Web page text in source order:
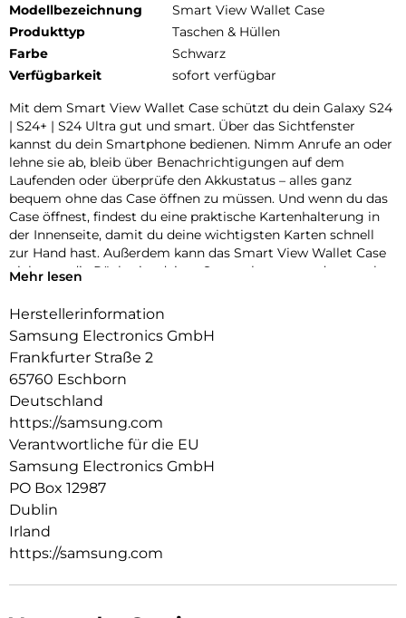
Modellbezeichnung
Smart View Wallet Case
Produkttyp
Taschen & Hüllen
Farbe
Schwarz
Verfügbarkeit
sofort verfügbar
Mit dem Smart View Wallet Case schützt du dein Galaxy S24
| S24+ | S24 Ultra gut und smart. Über das Sichtfenster
kannst du dein Smartphone bedienen. Nimm Anrufe an oder
lehne sie ab, bleib über Benachrichtigungen auf dem
Laufenden oder überprüfe den Akkustatus – alles ganz
bequem ohne das Case öffnen zu müssen. Und wenn du das
Case öffnest, findest du eine praktische Kartenhalterung in
der Innenseite, damit du deine wichtigsten Karten schnell
zur Hand hast. Außerdem kann das Smart View Wallet Case
nicht nur die Rückseite deines Smartphones, sondern auch
Mehr lesen
Herstellerinformation
Samsung Electronics GmbH
Frankfurter Straße 2
65760 Eschborn
Deutschland
https://samsung.com
Verantwortliche für die EU
Samsung Electronics GmbH
PO Box 12987
Dublin
Irland
https://samsung.com